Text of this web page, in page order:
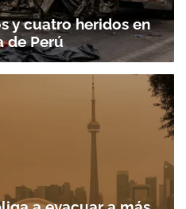
y cuatro heridos en
de Perú